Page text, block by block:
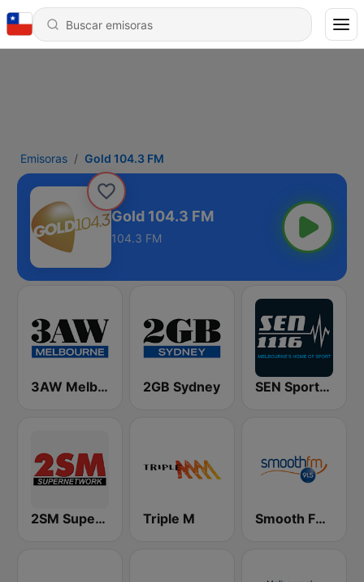
Emisoras Gold 104.3 FM
Gold 104.3 FM
104.3 FM
3AW Melbourne 2GB Sydney SEN Sports 1116 AM
2SM Super Radio Triple M Smooth FM 91.5 Melbourne